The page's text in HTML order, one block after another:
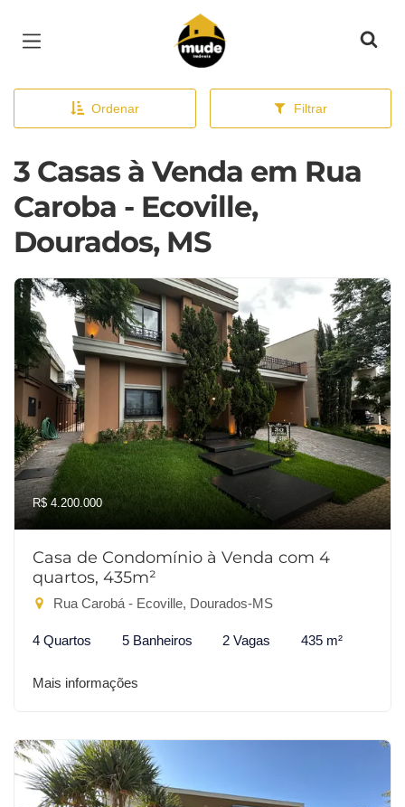
Página inicial
Ordenar Filtrar
3 Casas à Venda em Rua
Caroba - Ecoville,
Dourados, MS
R$ 4.200.000
Casa de Condomínio à Venda com 4
quartos, 435m²
Rua Carobá - Ecoville, Dourados-MS
4 Quartos 5 Banheiros 2 Vagas 435 m²
Mais informações